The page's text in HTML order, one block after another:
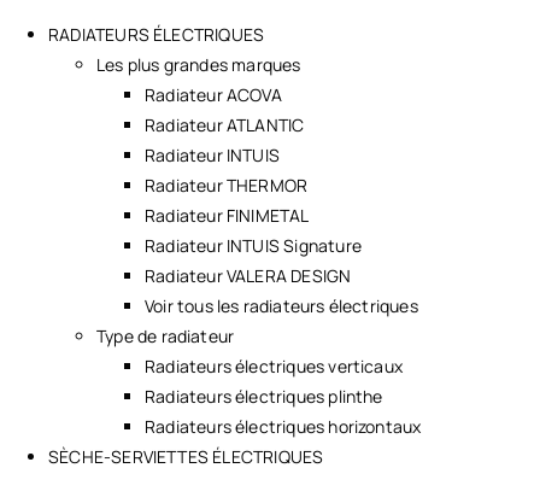
RADIATEURS ÉLECTRIQUES
Les plus grandes marques
Radiateur ACOVA
Radiateur ATLANTIC
Radiateur INTUIS
Radiateur THERMOR
Radiateur FINIMETAL
Radiateur INTUIS Signature
Radiateur VALERA DESIGN
Voir tous les radiateurs électriques
Type de radiateur
Radiateurs électriques verticaux
Radiateurs électriques plinthe
Radiateurs électriques horizontaux
SÈCHE-SERVIETTES ÉLECTRIQUES